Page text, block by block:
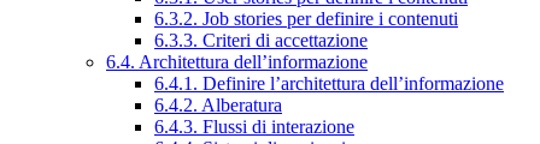
6.3.2. Job stories per definire i contenuti
6.3.3. Criteri di accettazione
6.4. Architettura dell’informazione
6.4.1. Definire l’architettura dell’informazione
6.4.2. Alberatura
6.4.3. Flussi di interazione